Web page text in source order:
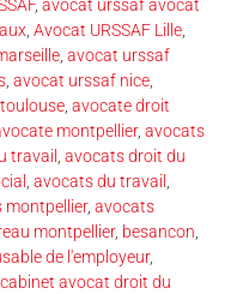
, avocat urssaf avocat
, Avocat URSSAF Lille,
, avocat urssaf
, avocat urssaf nice,
, avocate droit
montpellier, avocats
travail , avocats droit du
, avocats du travail ,
montpellier, avocats
montpellier, besancon,
de l'employeur,
cabinet avocat droit du